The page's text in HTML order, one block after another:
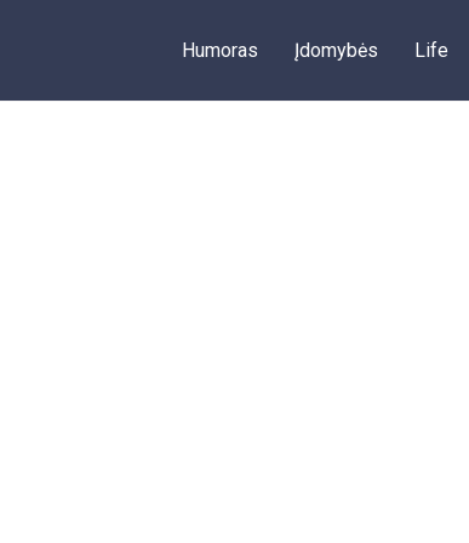
Humoras Įdomybės Life